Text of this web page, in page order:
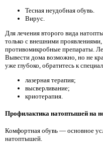
Тесная неудобная обувь.
Вирус.
Для лечения второго вида
только с внешними
противомикробные препараты.
Вывести дома возможно, но не
уже глубоко, обратитесь к
лазерная терапия;
высверливание;
криотерапия.
Профилактика натоптышей на
Комфортная обувь — основное
натоптышей.